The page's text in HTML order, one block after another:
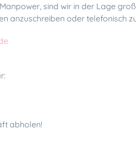
sind wir in der Lage
anzuschreiben oder telefonisch
abholen!